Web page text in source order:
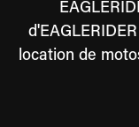
location de